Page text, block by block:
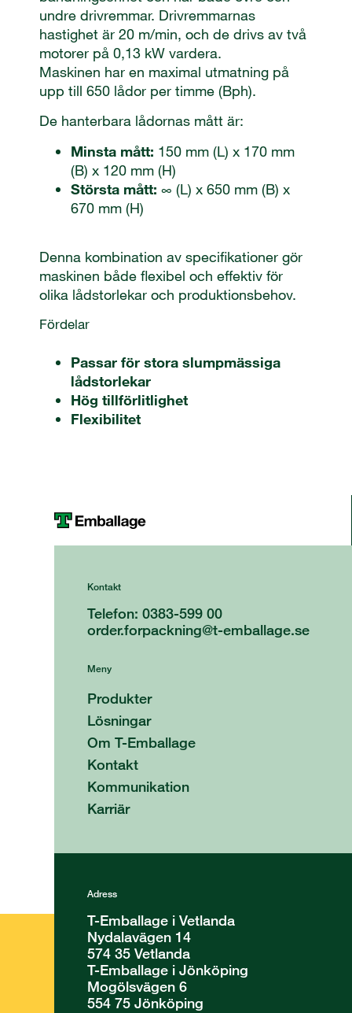
undre drivremmar. Drivremmarnas
hastighet är 20 m/min, och de drivs av två
motorer på 0,13 kW vardera.
Maskinen har en maximal utmatning på
upp till 650 lådor per timme (Bph).
De hanterbara lådornas mått är:
Minsta mått: 150 mm (L) x 170 mm
(B) x 120 mm (H)
Största mått: ∞ (L) x 650 mm (B) x
670 mm (H)
Denna kombination av specifikationer gör
maskinen både flexibel och effektiv för
olika lådstorlekar och produktionsbehov.
Fördelar
Passar för stora slumpmässiga
lådstorlekar
Hög tillförlitlighet
Flexibilitet
Kontakt
Telefon: 0383-599 00
order.forpackning@t-emballage.se
Meny
Produkter
Lösningar
Om T-Emballage
Kontakt
Kommunikation
Karriär
Adress
T-Emballage i Vetlanda
Nydalavägen 14
574 35 Vetlanda
T-Emballage i Jönköping
Mogölsvägen 6
554 75 Jönköping